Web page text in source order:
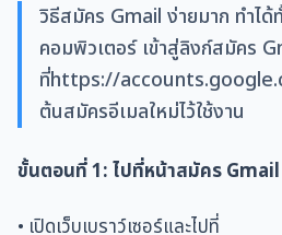
วิธีสมัคร Gmail ง่ายมาก ทำได้
คอมพิวเตอร์ เข้าสู่ลิงก์สมัคร
ที่https://
ต้นสมัครอีเมลใหม่ไว้ใช้งาน
ขั้นตอนที่ 1: ไปที่หน้าสมัคร Gmail
• เปิดเว็บเบราว์เซอร์และไปที่